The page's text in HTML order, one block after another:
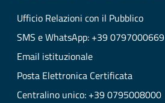
Ufficio Relazioni con il Pubblico
SMS e WhatsApp: +39 0797000669
Email istituzionale
Posta Elettronica Certificata
Centralino unico: +39 0795008000